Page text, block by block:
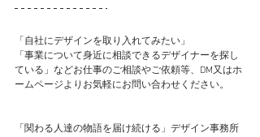
​「自社にデザインを取り入れてみたい」
「事業について身近に相談できるデザイナーを探し
ている」​などお仕事のご相談やご依頼等、DM又はホ
ームページよりお気軽にお問い合わせください。
「関わる人達の物語を届け続ける」デザイン事務所